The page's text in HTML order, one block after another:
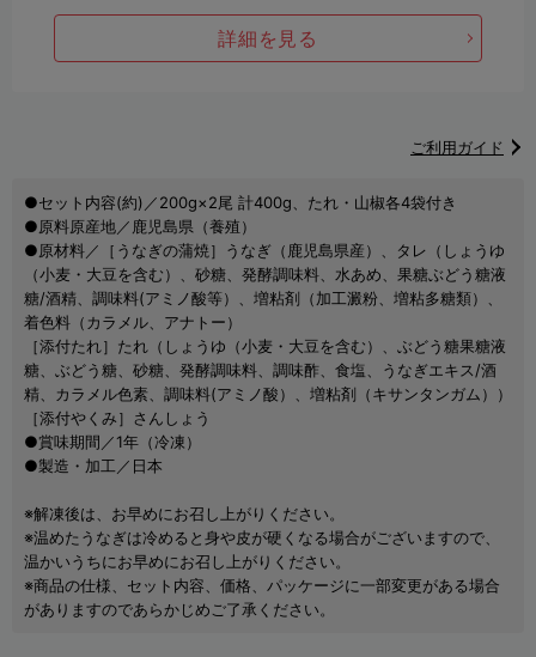
詳細を見る
ご利用ガイド
●セット内容(約)／200g×2尾 計400g、たれ・山椒各4袋付き
●原料原産地／鹿児島県（養殖）
●原材料／［うなぎの蒲焼］うなぎ（鹿児島県産）、タレ（しょうゆ
（小麦・大豆を含む）、砂糖、発酵調味料、水あめ、果糖ぶどう糖液
糖/酒精、調味料(アミノ酸等）、増粘剤（加工澱粉、増粘多糖類）、
着色料（カラメル、アナトー）
［添付たれ］たれ（しょうゆ（小麦・大豆を含む）、ぶどう糖果糖液
糖、ぶどう糖、砂糖、発酵調味料、調味酢、食塩、うなぎエキス/酒
精、カラメル色素、調味料(アミノ酸）、増粘剤（キサンタンガム））
［添付やくみ］さんしょう
●賞味期間／1年（冷凍）
●製造・加工／日本
※解凍後は、お早めにお召し上がりください。
※温めたうなぎは冷めると身や皮が硬くなる場合がございますので、
温かいうちにお早めにお召し上がりください。
※商品の仕様、セット内容、価格、パッケージに一部変更がある場合
がありますのであらかじめご了承ください。